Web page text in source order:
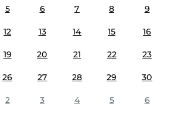
5 6 7 8 9
12 13 14 15 16
19 20 21 22 23
26 27 28 29 30
2 3 4 5 6